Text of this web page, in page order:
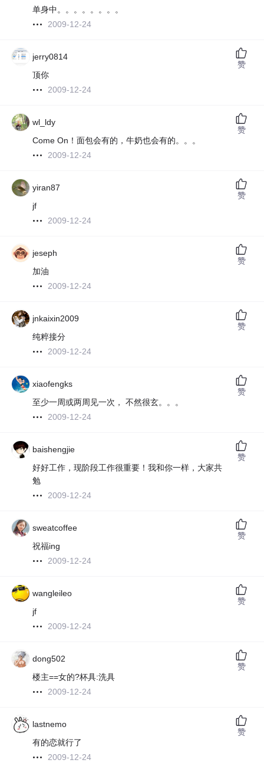
单身中。。。。。。。。
2009-12-24
jerry0814
顶你
2009-12-24
赞
wl_ldy
Come On！面包会有的，牛奶也会有的。。。
2009-12-24
赞
yiran87
jf
2009-12-24
赞
jeseph
加油
2009-12-24
赞
jnkaixin2009
纯粹接分
2009-12-24
赞
xiaofengks
至少一周或两周见一次， 不然很玄。。。
2009-12-24
赞
baishengjie
好好工作，现阶段工作很重要！我和你一样，大家共
勉
2009-12-24
赞
sweatcoffee
祝福ing
2009-12-24
赞
wangleileo
jf
2009-12-24
赞
dong502
楼主==女的?杯具:洗具
2009-12-24
赞
lastnemo
有的恋就行了
2009-12-24
赞